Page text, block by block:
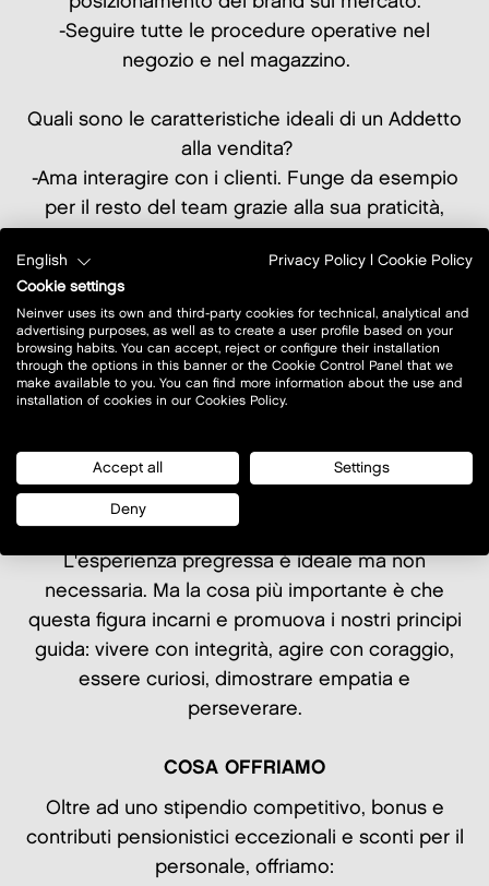
-Seguire tutte le procedure operative nel
negozio e nel magazzino.
Quali sono le caratteristiche ideali di un Addetto
alla vendita?
-Ama interagire con i clienti. Funge da esempio
per il resto del team grazie alla sua praticità,
cliente eccezionale.
-Ha un atteggiamento propositivo nell'affrontare
tutte le circostanze del negozio.
-Ha una passione per il nostro marchio, la moda
e la vendita al dettaglio in generale.
-Ha eccellenti competenze comunicative scritte
-È flessibile qualora vi sia la necessità di lavorare
nel fine settimana, di sera e durante le festività.
L'esperienza pregressa è ideale ma non
necessaria. Ma la cosa più importante è che
questa figura incarni e promuova i nostri principi
guida: vivere con integrità, agire con coraggio,
essere curiosi, dimostrare empatia e
perseverare.
COSA OFFRIAMO
Oltre ad uno stipendio competitivo, bonus e
contributi pensionistici eccezionali e sconti per il
personale, offriamo:
English Privacy Policy
Cookie Policy
Cookie settings
Neinver uses its own and third-party cookies for technical, analytical and
advertising purposes, as well as to create a user profile based on your
browsing habits. You can accept, reject or configure their installation
through the options in this banner or the Cookie Control Panel that we
make available to you. You can find more information about the use and
installation of cookies in our Cookies Policy.
Accept all Settings
Deny